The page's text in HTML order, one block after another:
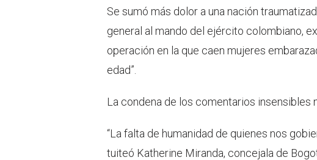
Se sumó más dolor a una nación
general al mando del ejército colombiano,
operación en la que caen mujeres
edad”.
La condena de los comentarios insensibles
“La falta de humanidad de quienes nos
tuiteó Katherine Miranda, concejala de